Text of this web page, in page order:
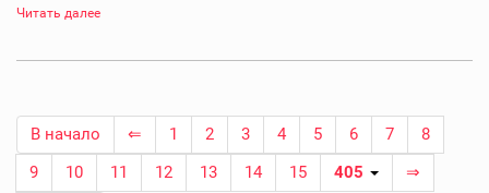
Читать далее
В начало ⇐ 1 2 3 4 5 6 7
8
9
10 11 12 13 14 15 405
⇒